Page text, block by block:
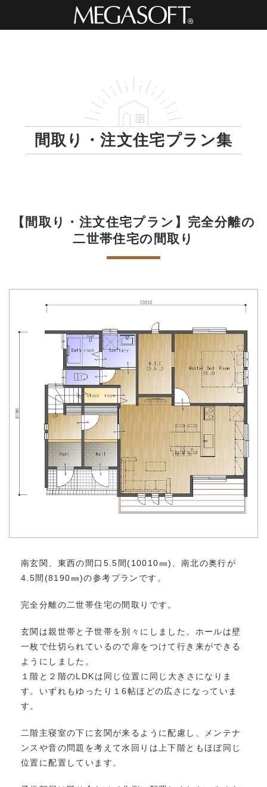
間取り・注文住宅プラン集
【間取り・注文住宅プラン】完全分離の
二世帯住宅の間取り
南玄関、東西の間口5.5間(10010㎜)、南北の奥行が
4.5間(8190㎜)の参考プランです。
完全分離の二世帯住宅の間取りです。
玄関は親世帯と子世帯を別々にしました。ホールは壁
一枚で仕切られているので扉をつけて行き来ができる
ようにしました。
１階と２階のLDKは同じ位置に同じ大きさになりま
す。いずれもゆったり１6帖ほどの広さになっていま
す。
二階主寝室の下に玄関が来るように配慮し、メンテナ
ンスや音の問題を考えて水回りは上下階ともほぼ同じ
位置に配置しています。